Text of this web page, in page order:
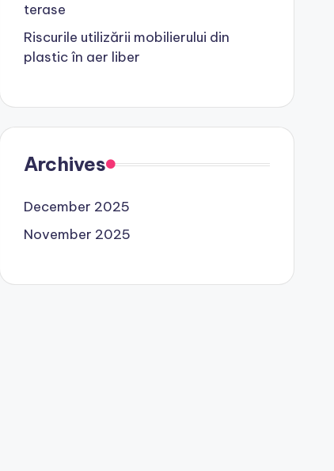
terase
Riscurile utilizării mobilierului din
plastic în aer liber
Archives
December 2025
November 2025